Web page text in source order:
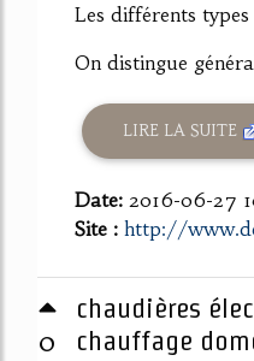
Les différents
On distingue
LIRE LA SUITE
Date: 2016-06-27
Site : http://
0
chaudières
chauffage